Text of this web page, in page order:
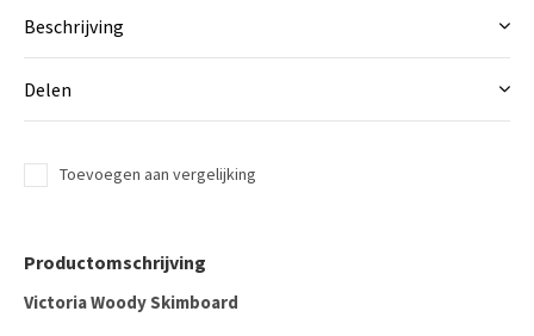
Beschrijving
Delen
Toevoegen aan vergelijking
Productomschrijving
Victoria Woody Skimboard